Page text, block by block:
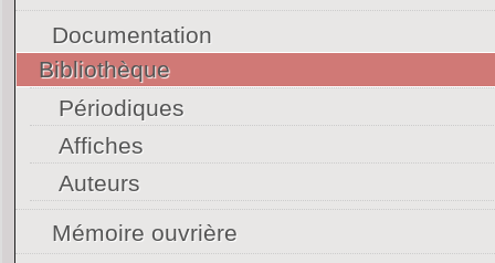
Documentation
Bibliothèque
Périodiques
Affiches
Auteurs
Mémoire ouvrière